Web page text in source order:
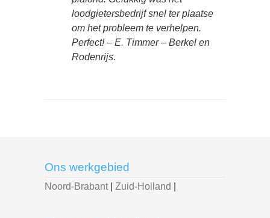
loodgietersbedrijf snel ter plaatse
om het probleem te verhelpen.
Perfect! – E. Timmer – Berkel en
Rodenrijs.
Ons werkgebied
Noord-Brabant Zuid-Holland